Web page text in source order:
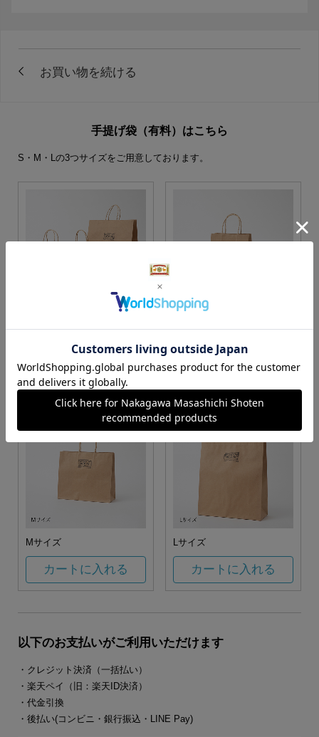
手提げ袋（有料）はこちら
S・M・Lの3つサイズをご用意しております。
カートに入れる カートに入れる
Mサイズ
カートに入れる
Lサイズ
カートに入れる
以下のお支払いがご利用いただけます
・クレジット決済（一括払い）
・楽天ペイ（旧：楽天ID決済）
・代金引換
・後払い(コンビニ・銀行振込・LINE Pay)